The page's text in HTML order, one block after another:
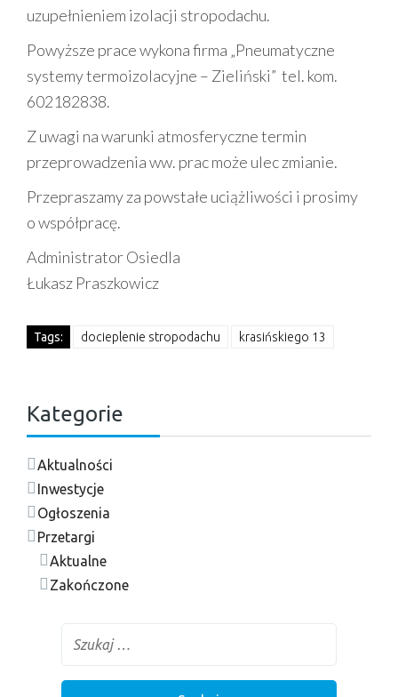
uzupełnieniem izolacji stropodachu.
Powyższe prace wykona firma „Pneumatyczne
systemy termoizolacyjne – Zieliński” tel. kom.
602182838.
Z uwagi na warunki atmosferyczne termin
przeprowadzenia ww. prac może ulec zmianie.
Przepraszamy za powstałe uciążliwości i prosimy
o współpracę.
Administrator Osiedla
Łukasz Praszkowicz
Tags: docieplenie stropodachu krasińskiego 13
Kategorie
Aktualności
Inwestycje
Ogłoszenia
Przetargi
Aktualne
Zakończone